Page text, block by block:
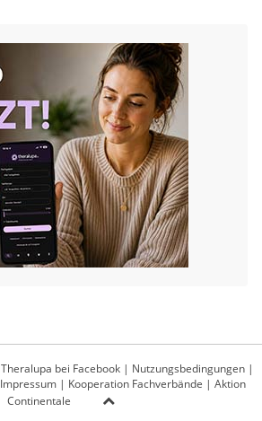
Theralupa bei Facebook | Nutzungsbedingungen |
Impressum| Kooperation Fachverbände | Aktion
Continentale